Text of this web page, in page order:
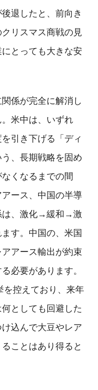
退したと、前向き
リスマス商戦の見
とっても大きな安
係が完全に解消し
米中は、いずれ
引き下げる「ディ
、長期戦略を固め
くなるまでの間
ース、中国の半導
は、激化→緩和→激
す。中国の、米国
アース輸出が約束
必要があります。
を控えており、来年
としても回避した
込んで大豆やレア
ことはあり得ると